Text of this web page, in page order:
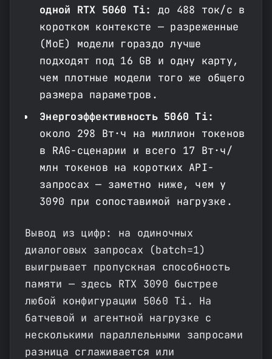
одной RTX 5060 Ti:
до 488 ток/с в
коротком контексте — разреженные
(MoE) модели гораздо лучше
подходят под 16 GB и одну карту,
чем плотные модели того же общего
размера параметров.
Энергоэффективность 5060 Ti:
около 298 Вт·ч на миллион токенов
в RAG-сценарии и всего 17 Вт·ч/
млн токенов на коротких API-
запросах — заметно ниже, чем у
3090 при сопоставимой нагрузке.
Вывод из цифр: на одиночных
диалоговых запросах (batch=1)
выигрывает пропускная способность
памяти — здесь RTX 3090 быстрее
любой конфигурации 5060 Ti. На
батчевой и агентной нагрузке с
несколькими параллельными запросами
разница сглаживается или